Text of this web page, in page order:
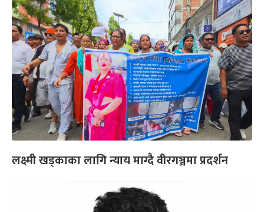
लक्ष्मी खड्काका लागि न्याय माग्दै वीरगञ्जमा प्रदर्शन